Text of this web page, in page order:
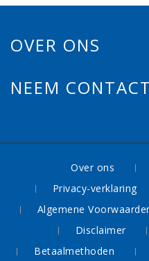
OVER ONS
NEEM
Over ons
Privacy-verklaring
Algemene
Disclaimer
Betaalmethoden